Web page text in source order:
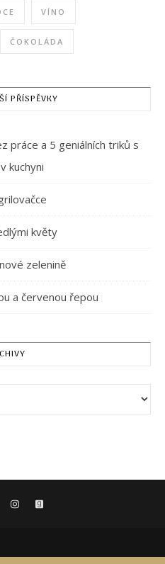
VÍNO
ČOKOLÁDA
PŘÍSPĚVKY
práce a 5 geniálních triků s
kuchyni
květy
zelenině
a červenou řepou